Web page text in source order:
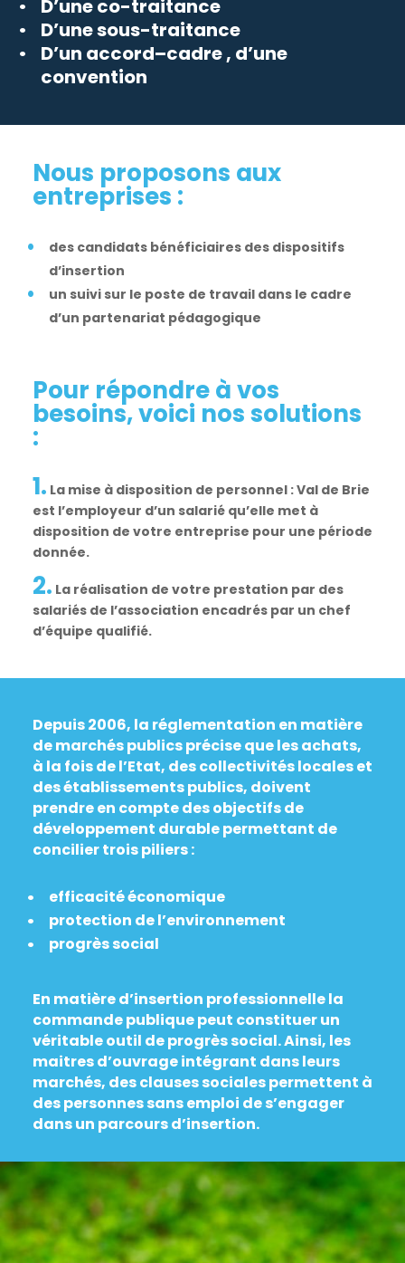
D’une co-traitance
D’une sous-traitance
D’un accord–cadre , d’une
convention
Nous proposons aux
entreprises :
des candidats bénéficiaires des dispositifs
d’insertion
un suivi sur le poste de travail dans le cadre
d’un partenariat pédagogique
Pour répondre à vos
besoins, voici nos solutions
:
1. La mise à disposition de personnel : Val de Brie
est l’employeur d’un salarié qu’elle met à
disposition de votre entreprise pour une période
donnée.
2. La réalisation de votre prestation par des
salariés de l’association encadrés par un chef
d’équipe qualifié.
Depuis 2006, la réglementation en matière
de marchés publics précise que les achats,
à la fois de l’Etat, des collectivités locales et
des établissements publics, doivent
prendre en compte des objectifs de
développement durable permettant de
concilier trois piliers :
efficacité économique
protection de l’environnement
progrès social
En matière d’insertion professionnelle la
commande publique peut constituer un
véritable outil de progrès social. Ainsi, les
maitres d’ouvrage intégrant dans leurs
marchés, des clauses sociales permettent à
des personnes sans emploi de s’engager
dans un parcours d’insertion.